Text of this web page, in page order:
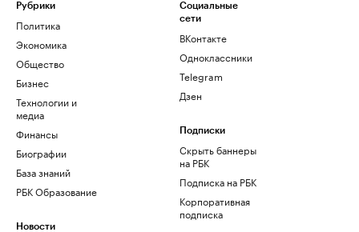
Рубрики
Политика
Экономика
Общество
Бизнес
Технологии и
медиа
Финансы
Биографии
База знаний
РБК Образование
Новости
Социальные
сети
ВКонтакте
Одноклассники
Telegram
Дзен
Подписки
Скрыть баннеры
на РБК
Подписка на РБК
Корпоративная
подписка